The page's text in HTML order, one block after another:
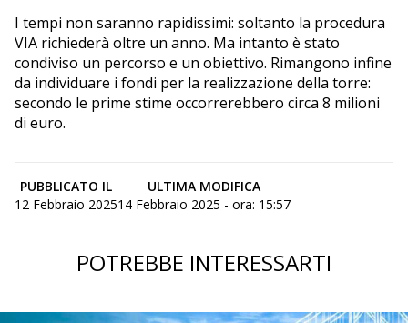
I tempi non saranno rapidissimi: soltanto la procedura
VIA richiederà oltre un anno. Ma intanto è stato
condiviso un percorso e un obiettivo. Rimangono infine
da individuare i fondi per la realizzazione della torre:
secondo le prime stime occorrerebbero circa 8 milioni
di euro.
PUBBLICATO IL
12 Febbraio 2025
ULTIMA MODIFICA
14 Febbraio 2025 - ora: 15:57
POTREBBE INTERESSARTI